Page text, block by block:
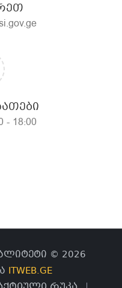
- 18:00
© 2026
ITWEB.GE